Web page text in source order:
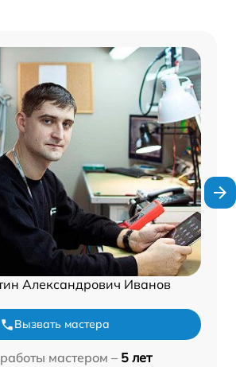
Александрович Иванов
Вызвать мастера
мастером – 5 лет